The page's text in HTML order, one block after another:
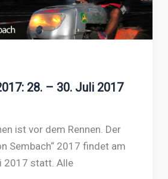
28. – 30. Juli 2017
ist vor dem Rennen. Der
Sembach“ 2017 findet am
2017 statt. Alle